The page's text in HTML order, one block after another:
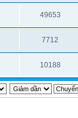
49653
7712
10188